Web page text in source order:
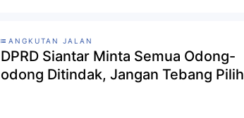
ANGKUTAN JALAN
DPRD Siantar Minta Semua Odong-
odong Ditindak, Jangan Tebang Pilih